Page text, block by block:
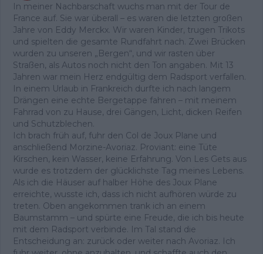
In meiner Nachbarschaft wuchs man mit der Tour de
France auf. Sie war überall – es waren die letzten großen
Jahre von Eddy Merckx. Wir waren Kinder, trugen Trikots
und spielten die gesamte Rundfahrt nach. Zwei Brücken
wurden zu unseren „Bergen“, und wir rasten über
Straßen, als Autos noch nicht den Ton angaben. Mit 13
Jahren war mein Herz endgültig dem Radsport verfallen.
In einem Urlaub in Frankreich durfte ich nach langem
Drängen eine echte Bergetappe fahren – mit meinem
Fahrrad von zu Hause, drei Gängen, Licht, dicken Reifen
und Schutzblechen.
Ich brach früh auf, fuhr den Col de Joux Plane und
anschließend Morzine-Avoriaz. Proviant: eine Tüte
Kirschen, kein Wasser, keine Erfahrung. Von Les Gets aus
wurde es trotzdem der glücklichste Tag meines Lebens.
Als ich die Häuser auf halber Höhe des Joux Plane
erreichte, wusste ich, dass ich nicht aufhören würde zu
treten. Oben angekommen trank ich an einem
Baumstamm – und spürte eine Freude, die ich bis heute
mit dem Radsport verbinde. Im Tal stand die
Entscheidung an: zurück oder weiter nach Avoriaz. Ich